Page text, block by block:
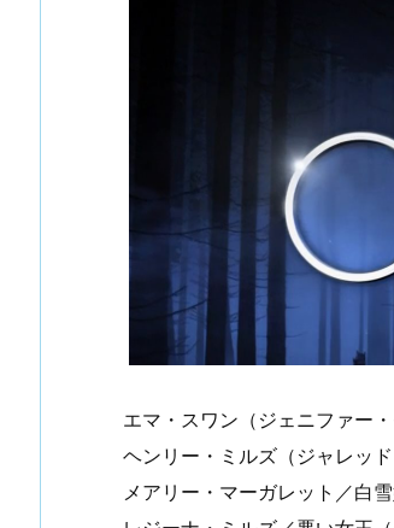
エマ・スワン（ジェニファー
ヘンリー・ミルズ（ジャレッ
メアリー・マーガレット／白